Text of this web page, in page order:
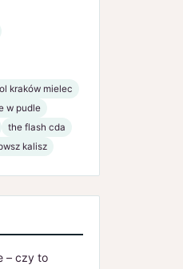
kraków mielec
w pudle
the flash cda
kalisz
– czy to